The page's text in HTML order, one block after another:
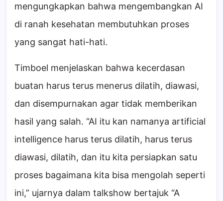
mengungkapkan bahwa mengembangkan AI
di ranah kesehatan membutuhkan proses
yang sangat hati-hati.
Timboel menjelaskan bahwa kecerdasan
buatan harus terus menerus dilatih, diawasi,
dan disempurnakan agar tidak memberikan
hasil yang salah. “AI itu kan namanya artificial
intelligence harus terus dilatih, harus terus
diawasi, dilatih, dan itu kita persiapkan satu
proses bagaimana kita bisa mengolah seperti
ini,” ujarnya dalam talkshow bertajuk “A